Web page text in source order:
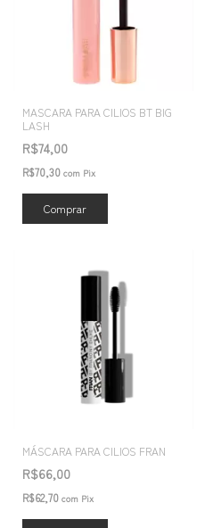
MASCARA PARA CILIOS BT BIG
LASH
R$74,00
R$70,30 com Pix
MÁSCARA PARA CILIOS FRAN
R$66,00
R$62,70 com Pix